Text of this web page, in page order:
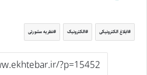
ابلاغ الکترونیکی الکترونیک نظریه مشورتی